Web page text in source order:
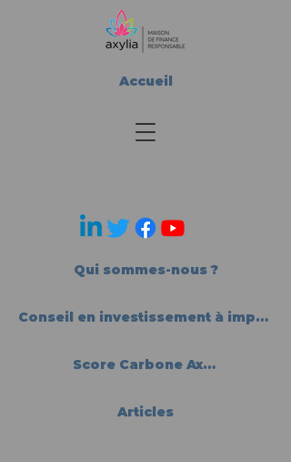
Accueil
Qui sommes-nous ?
Conseil en investissement à impact
Score Carbone Axylia®
Articles